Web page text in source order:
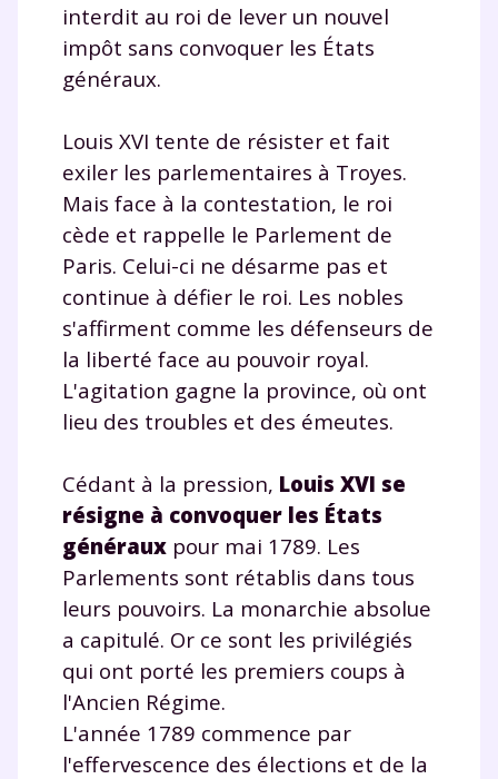
interdit au roi de lever un nouvel
impôt sans convoquer les États
généraux.
Louis XVI tente de résister et fait
exiler les parlementaires à Troyes.
Mais face à la contestation, le roi
cède et rappelle le Parlement de
Paris. Celui-ci ne désarme pas et
continue à défier le roi. Les nobles
s'affirment comme les défenseurs de
la liberté face au pouvoir royal.
L'agitation gagne la province, où ont
lieu des troubles et des émeutes.
Cédant à la pression, Louis XVI se
résigne à convoquer les États
généraux pour mai 1789. Les
Parlements sont rétablis dans tous
leurs pouvoirs. La monarchie absolue
a capitulé. Or ce sont les privilégiés
qui ont porté les premiers coups à
l'Ancien Régime.
L'année 1789 commence par
l'effervescence des élections et de la